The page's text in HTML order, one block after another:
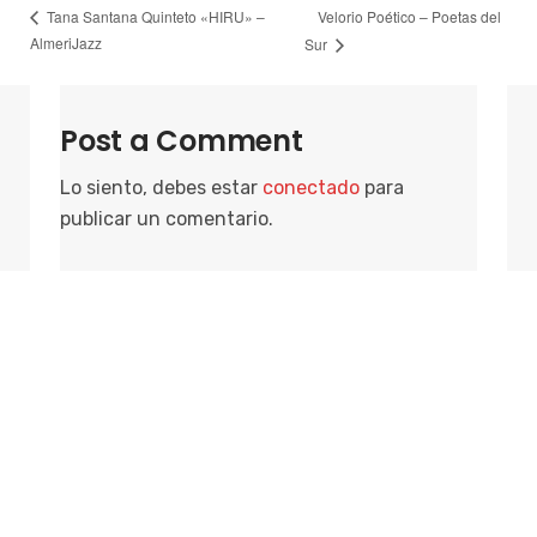
Tana Santana Quinteto «HIRU» –
AlmeriJazz
Velorio Poético – Poetas del
Sur
Post a Comment
Lo siento, debes estar conectado para
publicar un comentario.